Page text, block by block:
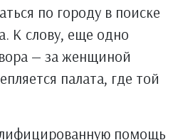
по городу в поиске
К слову, еще одно
— за женщиной
палата, где той
помощь